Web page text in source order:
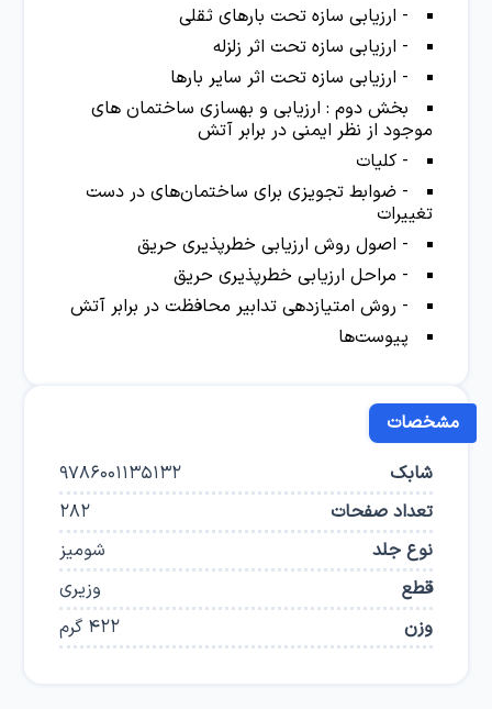
- ارزیابی سازه تحت بارهای ثقلی
- ارزیابی سازه تحت اثر زلزله
- ارزیابی سازه تحت اثر سایر بارها
بخش دوم : ارزیابی و بهسازی ساختمان های
موجود از نظر ایمنی در برابر آتش
- کلیات
- ضوابط تجویزی برای ساختمان‌های در دست
تغییرات
- اصول روش ارزیابی خطرپذیری حریق
- مراحل ارزیابی خطرپذیری حریق
- روش امتیازدهی تدابیر محافظت در برابر آتش
پیوست‌ها
مشخصات
شابک
9786001135132
تعداد صفحات
282
نوع جلد
شومیز
قطع
وزیری
وزن
422 گرم